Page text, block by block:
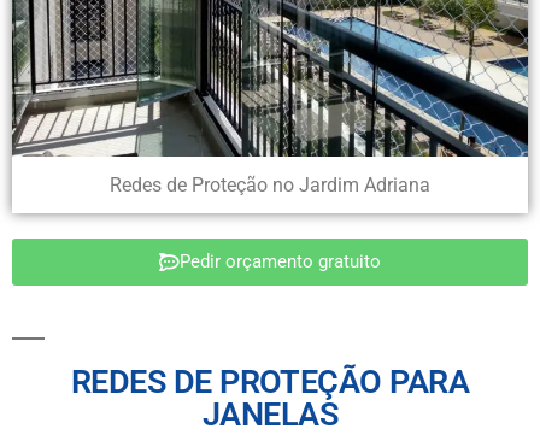
Redes de Proteção no Jardim Adriana
Pedir orçamento gratuito
REDES DE PROTEÇÃO PARA
JANELAS